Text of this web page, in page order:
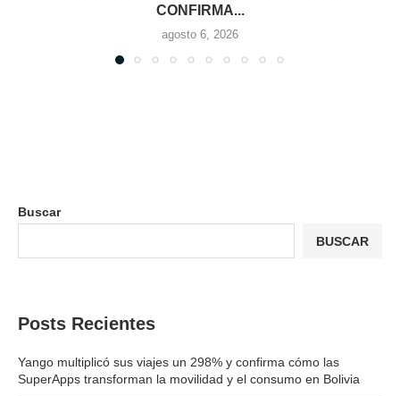
CONFIRMA...
agosto 6, 2026
Buscar
BUSCAR
Posts Recientes
Yango multiplicó sus viajes un 298% y confirma cómo las
SuperApps transforman la movilidad y el consumo en Bolivia